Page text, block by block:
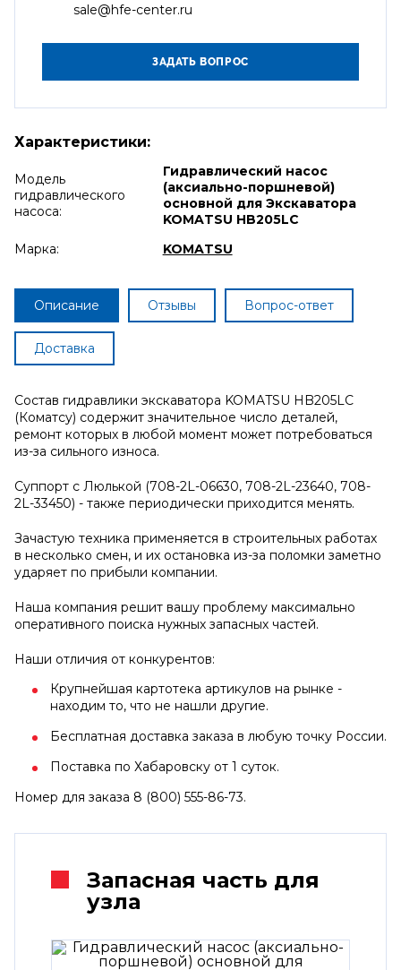
sale@hfe-center.ru
Характеристики:
Модель
гидравлического
насоса:
Гидравлический насос
(аксиально-поршневой)
основной для Экскаватора
KOMATSU HB205LC
Марка:
KOMATSU
Описание Отзывы Вопрос-ответ
Доставка
Состав гидравлики экскаватора KOMATSU HB205LC
(Коматсу) содержит значительное число деталей,
ремонт которых в любой момент может потребоваться
из-за сильного износа.
Суппорт с Люлькой (708-2L-06630, 708-2L-23640, 708-
2L-33450) - также периодически приходится менять.
Зачастую техника применяется в строительных работах
в несколько смен, и их остановка из-за поломки заметно
ударяет по прибыли компании.
Наша компания решит вашу проблему максимально
оперативного поиска нужных запасных частей.
Наши отличия от конкурентов:
Крупнейшая картотека артикулов на рынке -
находим то, что не нашли другие.
Бесплатная доставка заказа в любую точку России.
Поставка по Хабаровску от 1 суток.
Номер для заказа 8 (800) 555-86-73.
Запасная часть для
узла